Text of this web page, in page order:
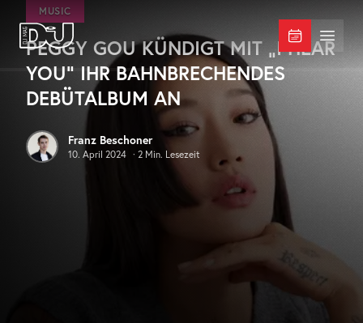
Zum Hauptinhalt springen
DJ Mag Germany Menü
MUSIC
PEGGY GOU KÜNDIGT MIT „I HEAR
YOU“ IHR BAHNBRECHENDES
DEBÜTALBUM AN
Franz Beschoner
10. April 2024 · 2 Min. Lesezeit